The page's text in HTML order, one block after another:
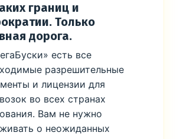
границ и
Только
дорога.
есть все
разрешительные
и лицензии для
во всех странах
Вам не нужно
о неожиданных